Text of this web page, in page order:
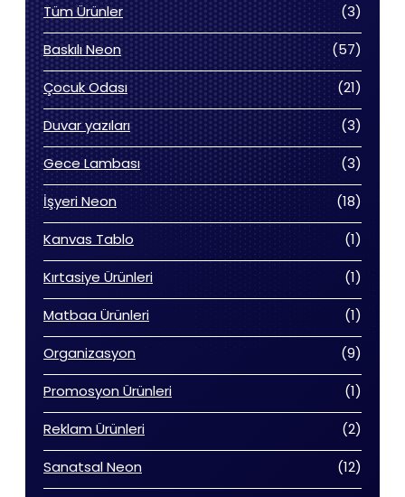
Tüm Ürünler 33
ürün
Baskılı Neon
5757
ürün
Çocuk Odası
2121
ürün
Duvar yazıları
33
ürün
Gece Lambası
33
ürün
İşyeri Neon
1818
ürün
Kanvas Tablo
11
ürün
Kırtasiye Ürünleri
11
ürün
Matbaa Ürünleri
11
ürün
Organizasyon
99
ürün
Promosyon Ürünleri
11
ürün
Reklam Ürünleri
22
ürün
Sanatsal Neon
1212
ürün